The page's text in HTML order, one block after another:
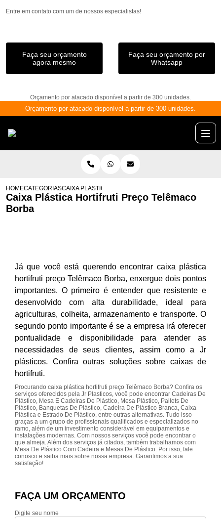
Entre em contato com um de nossos especialistas!
Faça seu orçamento
agora mesmo
Faça seu orçamento por
Whatsapp
Orçamento por atacado disponível a partir de 300 unidades.
Orçamento por atacado disponível a partir de 300 unidades.
HOMECATEGORIASCAIXA PLÁSTICA HORTIFRUTI PREÇO TELÊMACO
Caixa Plástica Hortifruti Preço Telêmaco
Borba
Já que você está querendo encontrar caixa plástica
hortifruti preço Telêmaco Borba, enxergue dois pontos
importantes. O primeiro é entender que resistente e
desenvolvido com alta durabilidade, ideal para
agriculturas, colheita, armazenamento e transporte. O
segundo ponto importante é se a empresa irá oferecer
pontualidade e disponibilidade para atender as
necessidades de seus clientes, assim como a Jr
plásticos. Confira outras soluções sobre caixas de
hortifruti.
Procurando caixa plástica hortifruti preço Telêmaco Borba? Confira os
serviços oferecidos pela Jr Plasticos, você pode encontrar Cadeiras De
Plástico, Mesa E Cadeiras De Plástico, Mesa Plástico, Pallets De
Plástico, Banquetas De Plástico, Cadeira De Plástico Branca, Caixa
Plástica e Estrado De Plástico, entre outras alternativas. Tudo isso
graças a um grupo de profissionais qualificados e especializados no
ramo, além de um investimento considerável em equipamentos e
instalações modernas. Com nossos serviços você pode encontrar o
que almeja. Além dos serviços já citados, também trabalhamos com
Mesa De Plástico Com Cadeira e Mesas De Plástico. Por isso, fale
conosco e saiba mais sobre nossa empresa. Garantimos a sua
satisfação!
FAÇA UM ORÇAMENTO
Digite seu nome